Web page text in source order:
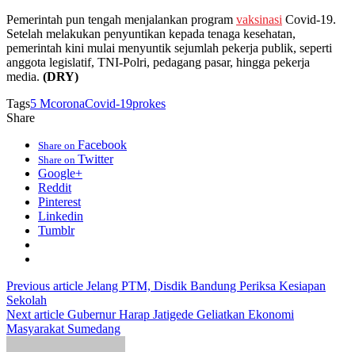
Pemerintah pun tengah menjalankan program vaksinasi Covid-19.
Setelah melakukan penyuntikan kepada tenaga kesehatan,
pemerintah kini mulai menyuntik sejumlah pekerja publik, seperti
anggota legislatif, TNI-Polri, pedagang pasar, hingga pekerja
media. (DRY)
Tags5 McoronaCovid-19prokes
Share
Share on Facebook
Share on Twitter
Google+
Reddit
Pinterest
Linkedin
Tumblr
Previous article Jelang PTM, Disdik Bandung Periksa Kesiapan
Sekolah
Next article Gubernur Harap Jatigede Geliatkan Ekonomi
Masyarakat Sumedang